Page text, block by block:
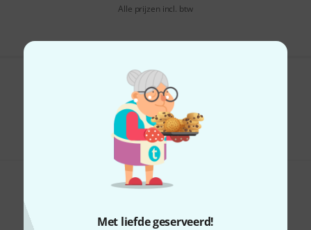
Met liefde geserveerd!
Alle prijzen incl. btw
Bevalt het wat u ziet?
Delen Hulp & Feedback